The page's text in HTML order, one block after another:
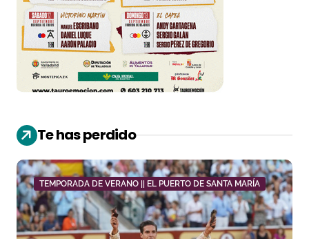
Te has perdido
TEMPORADA DE VERANO || EL PUERTO DE SANTA MARÍA